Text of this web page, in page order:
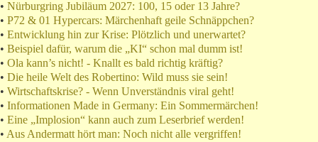
• Nürburgring Jubiläum 2027: 100, 15 oder 13 Jahre?
• P72 & 01 Hypercars: Märchenhaft geile Schnäppchen?
• Entwicklung hin zur Krise: Plötzlich und unerwartet?
• Beispiel dafür, warum die „KI“ schon mal dumm ist!
• Ola kann’s nicht! - Knallt es bald richtig kräftig?
• Die heile Welt des Robertino: Wild muss sie sein!
• Wirtschaftskrise? - Wenn Unverständnis viral geht!
• Informationen Made in Germany: Ein Sommermärchen!
• Eine „Implosion“ kann auch zum Leserbrief werden!
• Aus Andermatt hört man: Noch nicht alle vergriffen!